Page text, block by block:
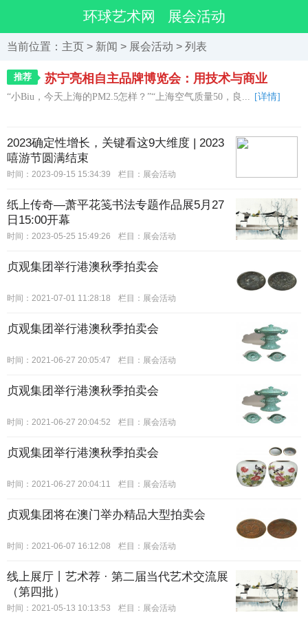
环球艺术网 展会活动
当前位置： 主页 > 新闻 > 展会活动 > 列表
推荐 苏宁亮相自主品牌博览会：用技术与商业
“小Biu，今天上海的PM2.5怎样？”“上海空气质量50，良... [详情]
2023确定性增长，关键看这9大维度 | 2023
嘻游节圆满结束
时间：2023-09-15 15:34:39 栏目： 展会活动
纸上传奇—萧平花笺书法专题作品展5月27
日15:00开幕
时间：2023-05-25 15:49:26 栏目： 展会活动
贞观集团举行港澳秋季拍卖会
时间：2021-07-01 11:28:18 栏目： 展会活动
贞观集团举行港澳秋季拍卖会
时间：2021-06-27 20:05:47 栏目： 展会活动
贞观集团举行港澳秋季拍卖会
时间：2021-06-27 20:04:52 栏目： 展会活动
贞观集团举行港澳秋季拍卖会
时间：2021-06-27 20:04:11 栏目： 展会活动
贞观集团将在澳门举办精品大型拍卖会
时间：2021-06-07 16:12:08 栏目： 展会活动
线上展厅丨艺术荐 · 第二届当代艺术交流展
（第四批）
时间：2021-05-13 10:13:53 栏目： 展会活动